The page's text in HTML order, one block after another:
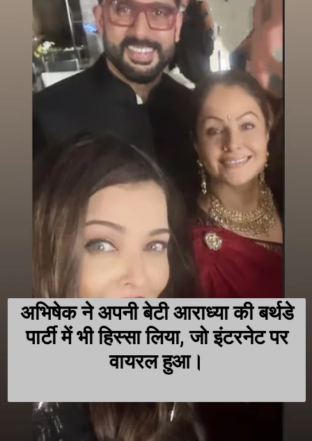
अभिषेक ने अपनी बेटी आराध्या की बर्थडे
पार्टी में भी हिस्सा लिया, जो इंटरनेट पर